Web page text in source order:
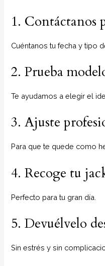
1. Contáctanos
Cuéntanos tu fecha y tipo
2. Prueba
Te ayudamos a elegir el
3. Ajuste
Para que te quede como
4. Recoge tu
Perfecto para tu gran día.
5. Devuélvelo
Sin estrés y sin